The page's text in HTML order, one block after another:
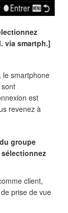
via smartph.]
le smartphone
est
revenez à
groupe
client,
de prise de vue